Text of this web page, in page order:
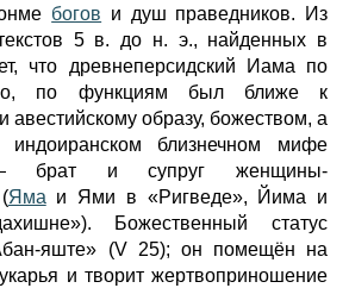
богов и душ праведников. Из
5 в. до н. э., найденных в
что древнеперсидский Иама по
по функциям был ближе к
авестийскому образу, божеством, а
близнечном мифе
и супруг женщины-
Яма и Ями в «Ригведе», Йима и
Божественный статус
яште» (V 25); он помещён на
и творит жертвоприношение